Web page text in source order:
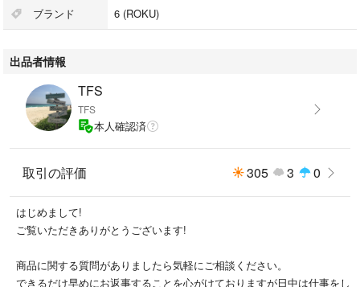
袖丈:24.5
肩幅:59
身幅:57
【素材】
コットン100%
【商品状態】
1度着用のみですので、使用感少なく目立った傷、汚れシミ、色褪せなど
は無く美品です。
ブランド 6 (ROKU)
出品者情報
TFS
TFS
本人確認済
取引の評価 305 3 0
はじめまして!
ご覧いただきありがとうございます!
商品に関する質問がありましたら気軽にご相談ください。
できるだけ早めにお返事することを心がけておりますが日中は仕事をし